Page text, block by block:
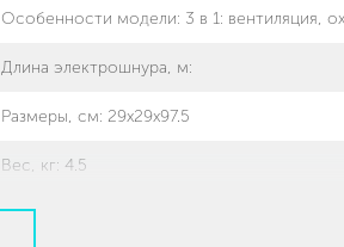
Особенности модели: 3 в 1: вентиляция,
Длина электрошнура, м:
Размеры, см: 29х29х97.5
Вес, кг: 4.5